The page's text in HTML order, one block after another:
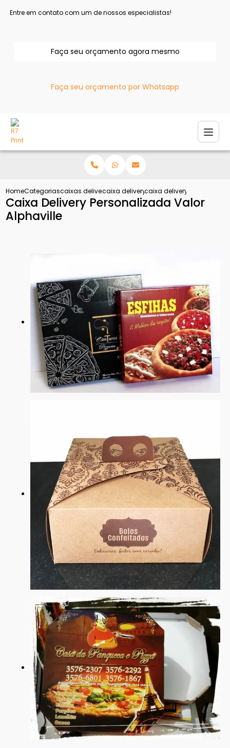
Entre em contato com um de nossos especialistas!
Faça seu orçamento agora mesmo
Faça seu orçamento por Whatsapp
HomeCategoriascaixas deliverycaixa delivery hamburguer
caixa delivery
Caixa Delivery Personalizada Valor
Alphaville